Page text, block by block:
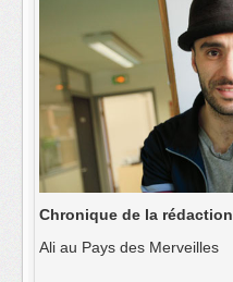
Chronique de la rédaction
Ali au Pays des Merveilles